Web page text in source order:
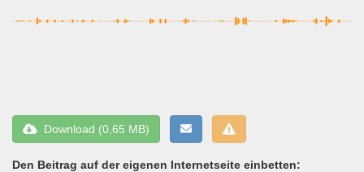
Download (0,65 MB)
Den Beitrag auf der eigenen Internetseite einbetten: